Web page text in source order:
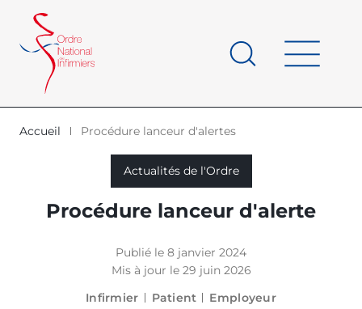
contenu
principal
d'Ariane
Accueil Procédure lanceur d'alertes
Actualités de l'Ordre
Procédure lanceur d'alerte
Publié le 8 janvier 2024
Mis à jour le 29 juin 2026
Infirmier
Patient Employeur
page
Panneau de gestion des cookies